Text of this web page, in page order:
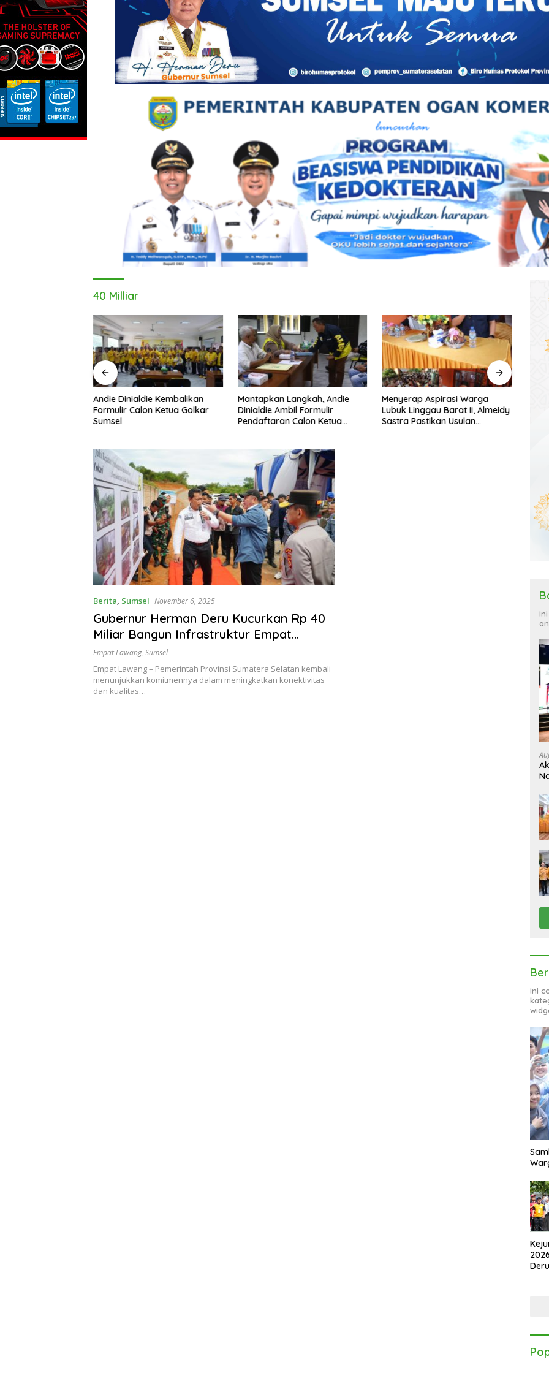
40 Milliar
Andie Dinialdie Kembalikan
Formulir Calon Ketua Golkar
Sumsel
Mantapkan Langkah, Andie
Dinialdie Ambil Formulir
Pendaftaran Calon Ketua
Menyerap Aspirasi Warga
Lubuk Linggau Barat II, Almeidy
Sastra Pastikan Usulan
Berita, Sumsel November 6, 2025
Gubernur Herman Deru Kucurkan Rp 40
Miliar Bangun Infrastruktur Empat
Lawang
Empat Lawang, Sumsel
Empat Lawang – Pemerintah Provinsi Sumatera Selatan kembali
menunjukkan komitmennya dalam meningkatkan konektivitas
dan kualitas…
Ini